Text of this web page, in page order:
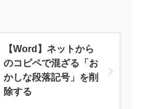
【Word】ネットから
のコピペで混ざる「お
かしな段落記号」を削
除する